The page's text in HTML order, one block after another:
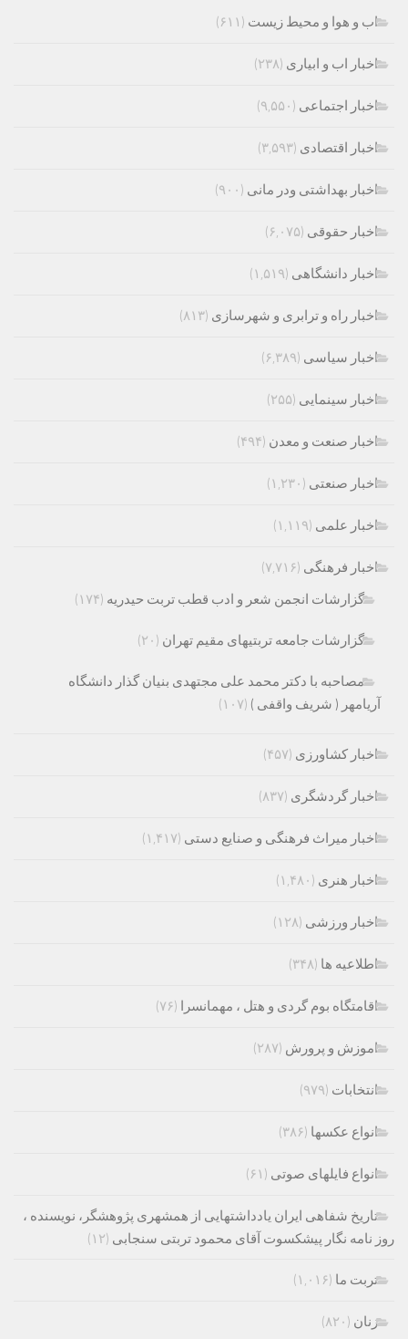
اب و هوا و محیط زیست (۶۱۱)
اخبار اب و ابیاری (۲۳۸)
اخبار اجتماعی (۹,۵۵۰)
اخبار اقتصادی (۳,۵۹۳)
اخبار بهداشتی ودر مانی (۹۰۰)
اخبار حقوقی (۶,۰۷۵)
اخبار دانشگاهی (۱,۵۱۹)
اخبار راه و ترابری و شهرسازی (۸۱۳)
اخبار سیاسی (۶,۳۸۹)
اخبار سینمایی (۲۵۵)
اخبار صنعت و معدن (۴۹۴)
اخبار صنعتی (۱,۲۳۰)
اخبار علمی (۱,۱۱۹)
اخبار فرهنگی (۷,۷۱۶)
گزارشات انجمن شعر و ادب قطب تربت حیدریه (۱۷۴)
گزارشات جامعه تربتیهای مقیم تهران (۲۰)
مصاحبه با دکتر محمد علی مجتهدی بنیان گذار دانشگاه
آریامهر ( شریف واقفی ) (۱۰۷)
اخبار کشاورزی (۴۵۷)
اخبار گردشگری (۸۳۷)
اخبار میراث فرهنگی و صنایع دستی (۱,۴۱۷)
اخبار هنری (۱,۴۸۰)
اخبار ورزشی (۱۲۸)
اطلاعیه ها (۳۴۸)
اقامتگاه بوم گردی و هتل ، مهمانسرا (۷۶)
اموزش و پرورش (۲۸۷)
انتخابات (۹۷۹)
انواع عکسها (۳۸۶)
انواع فایلهای صوتی (۶۱)
تاریخ شفاهی ایران یادداشتهایی از همشهری پژوهشگر، نویسنده ،
روز نامه نگار پیشکسوت آقای محمود تربتی سنجابی (۱۲)
تربت ما (۱,۰۱۶)
زنان (۸۲۰)